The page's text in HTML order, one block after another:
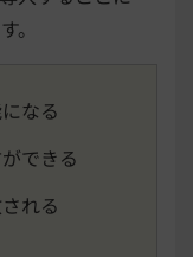
。
なる
できる
れる